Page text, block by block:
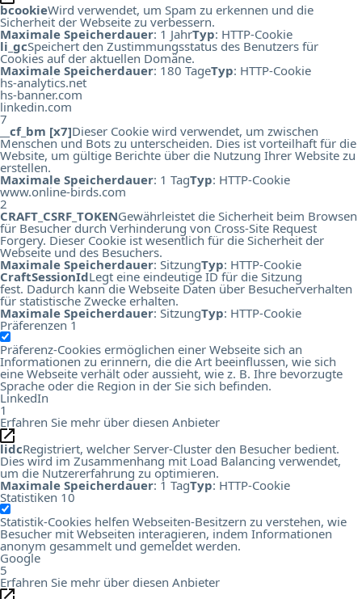
bcookieWird verwendet, um Spam zu erkennen und die
Sicherheit der Webseite zu verbessern.
Maximale Speicherdauer: 1 JahrTyp: HTTP-Cookie
li_gcSpeichert den Zustimmungsstatus des Benutzers für
Cookies auf der aktuellen Domäne.
Maximale Speicherdauer: 180 TageTyp: HTTP-Cookie
hs-analytics.net
hs-banner.com
linkedin.com
7
__cf_bm [x7]Dieser Cookie wird verwendet, um zwischen
Menschen und Bots zu unterscheiden. Dies ist vorteilhaft für die
Website, um gültige Berichte über die Nutzung Ihrer Website zu
erstellen.
Maximale Speicherdauer: 1 TagTyp: HTTP-Cookie
www.online-birds.com
2
CRAFT_CSRF_TOKENGewährleistet die Sicherheit beim Browsen
für Besucher durch Verhinderung von Cross-Site Request
Forgery. Dieser Cookie ist wesentlich für die Sicherheit der
Webseite und des Besuchers.
Maximale Speicherdauer: SitzungTyp: HTTP-Cookie
CraftSessionIdLegt eine eindeutige ID für die Sitzung
fest. Dadurch kann die Webseite Daten über Besucherverhalten
für statistische Zwecke erhalten.
Maximale Speicherdauer: SitzungTyp: HTTP-Cookie
Präferenzen 1
Präferenz-Cookies ermöglichen einer Webseite sich an
Informationen zu erinnern, die die Art beeinflussen, wie sich
eine Webseite verhält oder aussieht, wie z. B. Ihre bevorzugte
Sprache oder die Region in der Sie sich befinden.
LinkedIn
1
Erfahren Sie mehr über diesen Anbieter
lidcRegistriert, welcher Server-Cluster den Besucher bedient.
Dies wird im Zusammenhang mit Load Balancing verwendet,
um die Nutzererfahrung zu optimieren.
Maximale Speicherdauer: 1 TagTyp: HTTP-Cookie
Statistiken 10
Statistik-Cookies helfen Webseiten-Besitzern zu verstehen, wie
Besucher mit Webseiten interagieren, indem Informationen
anonym gesammelt und gemeldet werden.
Google
5
Erfahren Sie mehr über diesen Anbieter